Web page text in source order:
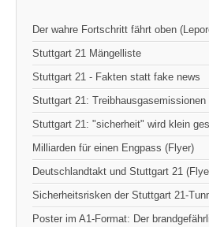
Der wahre Fortschritt fährt oben
Stuttgart 21 Mängelliste
Stuttgart 21 - Fakten statt fake news
Stuttgart 21: Treibhausgasemissionen
Stuttgart 21: "sicherheit" wird klein
Milliarden für einen Engpass (Flyer)
Deutschlandtakt und Stuttgart 21
Sicherheitsrisken der Stuttgart 21-
Poster im A1-Format: Der